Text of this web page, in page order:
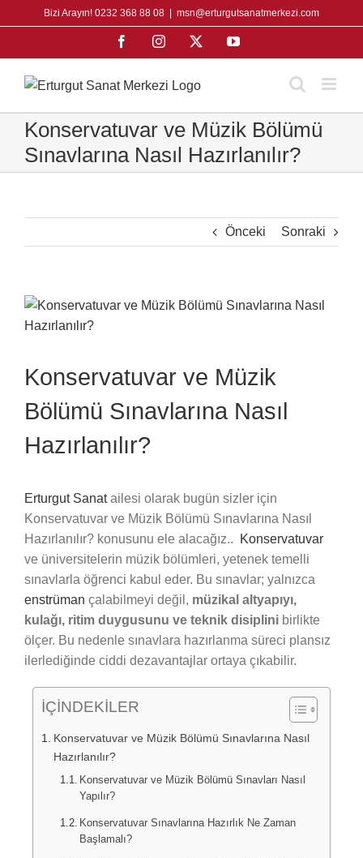
to
Bizi Arayın! 0232 368 88 08 msn@erturgutsanatmerkezi.com
FacebookInstagram YouTube
Konservatuvar ve Müzik Bölümü
Sınavlarına Nasıl Hazırlanılır?
Önceki Sonraki
View
Larger
Konservatuvar ve Müzik
Bölümü Sınavlarına Nasıl
Hazırlanılır?
Erturgut Sanatailesi olarak bugün sizler için
Konservatuvar ve Müzik Bölümü Sınavlarına Nasıl
Hazırlanılır? konusunu ele alacağız..
Konservatuvar
ve üniversitelerin müzik bölümleri, yetenek temelli
sınavlarla öğrenci kabul eder. Bu sınavlar; yalnızca
enstrüman çalabilmeyi değil, müzikal altyapıyı,
kulağı, ritim duygusunu ve teknik disiplinibirlikte
ölçer. Bu nedenle sınavlara hazırlanma süreci plansız
ilerlediğinde ciddi dezavantajlar ortaya çıkabilir.
İÇİNDEKİLER
Konservatuvar ve Müzik Bölümü Sınavlarına Nasıl
Hazırlanılır?
Konservatuvar ve Müzik Bölümü Sınavları Nasıl
Yapılır?
Konservatuvar Sınavlarına Hazırlık Ne Zaman
Başlamalı?